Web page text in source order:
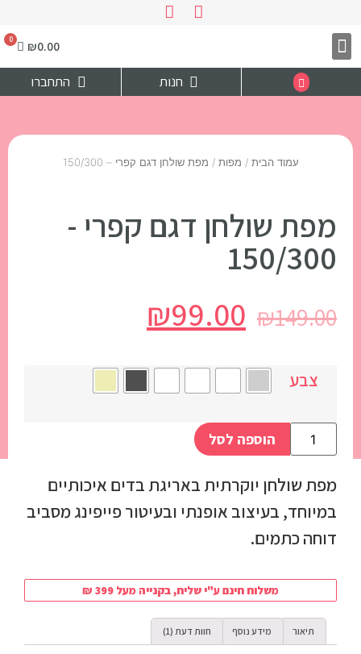
₪0.00
חנות התחברו
עמוד הבית / מפות / מפת שולחן דגם קפרי – 150/300
מפת שולחן דגם קפרי -
150/300
₪149.00
₪99.00
צבע
הוספה לסל
מפת שולחן יוקרתית באריגת בדים איכותיים
במיוחד, בעיצוב אופנתי ובעיטור פייפינג מסביב
דוחה כתמים.
משלוח חינם ע"י שליח, בקנייה מעל 399 ₪
תיאור מידע נוסף חוות דעת (1)